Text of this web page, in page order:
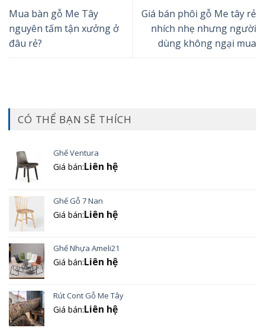
Mua bàn gỗ Me Tây
nguyên tấm tận xưởng ở
đâu rẻ?
Giá bán phôi gỗ Me tây rẻ
nhích nhẹ nhưng người
dùng không ngại mua
CÓ THỂ BẠN SẼ THÍCH
Ghế Ventura
Giá bán:Liên hệ
Ghế Gỗ 7 Nan
Giá bán:Liên hệ
Ghế Nhựa Ameli21
Giá bán:Liên hệ
Rút Cont Gỗ Me Tây
Giá bán:Liên hệ